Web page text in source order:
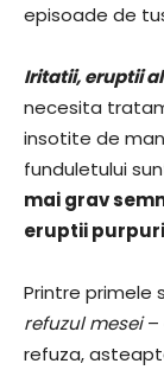
episoade de
Iritatii, eruptii
necesita
insotite de
funduletului
mai grav
eruptii
Printre primele
refuzul mesei–
refuza,